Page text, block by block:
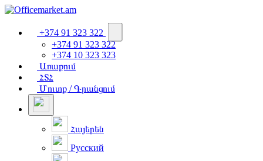
+374 91 323 322
+374 91 323 322
+374 10 323 323
Առաքում
ՀՏՀ
Մուտք / Գրանցում
Հայերեն
Русский